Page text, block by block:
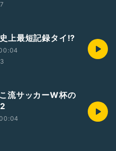
上最短記録タイ!?
流サッカーW杯の